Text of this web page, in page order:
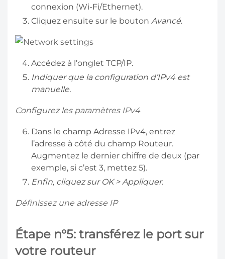
connexion (Wi-Fi/Ethernet).
Cliquez ensuite sur le bouton Avancé.
Accédez à l’onglet TCP/IP.
Indiquer que la configuration d’IPv4 est
manuelle.
Configurez les paramètres IPv4
Dans le champ Adresse IPv4, entrez
l’adresse à côté du champ Routeur.
Augmentez le dernier chiffre de deux (par
exemple, si c’est 3, mettez 5).
Enfin, cliquez sur OK > Appliquer.
Définissez une adresse IP
Étape n°5: transférez le port sur
votre routeur